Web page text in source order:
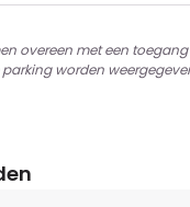
overeen met een
worden